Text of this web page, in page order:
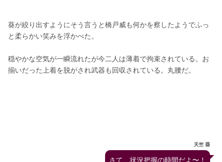
葵が絞り出すようにそう言うと橋戸威も何かを察したようでふっ
と柔らかい笑みを浮かべた。
穏やかな空気が一瞬流れたが今二人は薄着で拘束されている。お
揃いだった上着を脱がされ武器も回収されている。丸腰だ。
天竺 葵
さて、状況把握の時間だよ〜！